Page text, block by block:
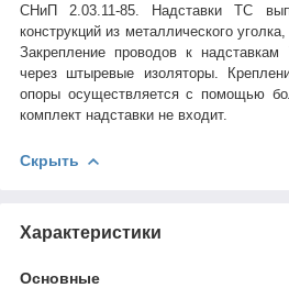
СНиП 2.03.11-85. Надставки ТС
конструкций из металлического
Закрепление проводов к
через штыревые изоляторы.
опоры осуществляется с помощью
комплект надставки не входит.
Скрыть
Характеристики
Основные